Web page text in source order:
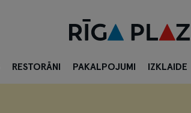
RESTORĀNI PAKALPOJUMI IZKLAIDE